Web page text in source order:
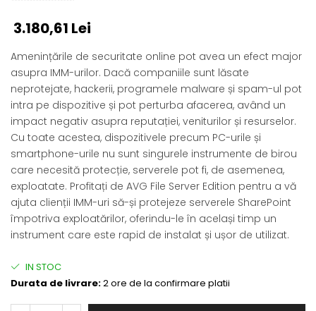
3.180,61 Lei
Amenințările de securitate online pot avea un efect major
asupra IMM-urilor. Dacă companiile sunt lăsate
neprotejate, hackerii, programele malware și spam-ul pot
intra pe dispozitive și pot perturba afacerea, având un
impact negativ asupra reputației, veniturilor și resurselor.
Cu toate acestea, dispozitivele precum PC-urile și
smartphone-urile nu sunt singurele instrumente de birou
care necesită protecție, serverele pot fi, de asemenea,
exploatate. Profitați de AVG File Server Edition pentru a vă
ajuta clienții IMM-uri să-și protejeze serverele SharePoint
împotriva exploatărilor, oferindu-le în același timp un
instrument care este rapid de instalat și ușor de utilizat.
IN STOC
Durata de livrare:2 ore de la confirmare platii